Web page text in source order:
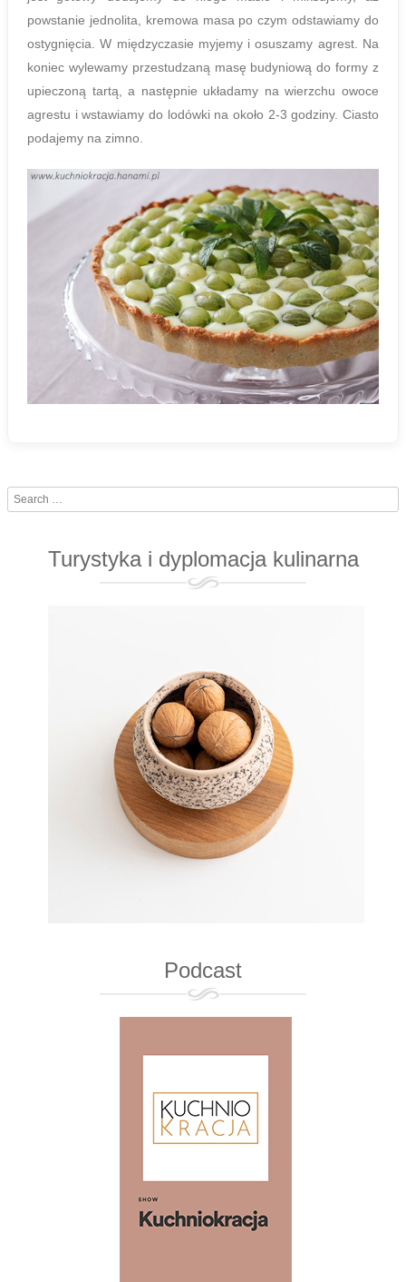
powstanie jednolita, kremowa masa po czym odstawiamy do
ostygnięcia. W międzyczasie myjemy i osuszamy agrest. Na
koniec wylewamy przestudzaną masę budyniową do formy z
upieczoną tartą, a następnie układamy na wierzchu owoce
agrestu i wstawiamy do lodówki na około 2-3 godziny. Ciasto
podajemy na zimno.
Search
Turystyka i dyplomacja kulinarna
Podcast